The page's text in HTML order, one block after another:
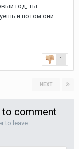
год, ты
и потом они
1
NEXT
to comment
to leave